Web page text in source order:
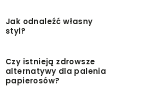
Jak odnaleźć własny
styl?
Czy istnieją zdrowsze
alternatywy dla palenia
papierosów?